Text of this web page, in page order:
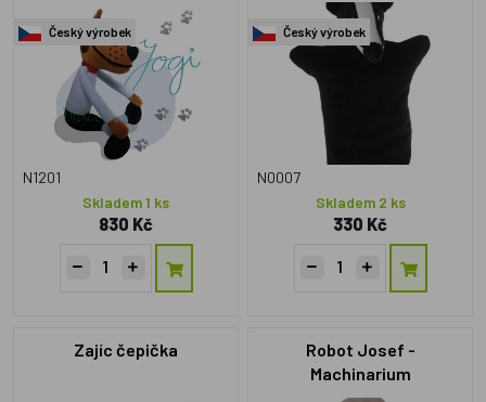
Český výrobek
N1201
Skladem 1 ks
830 Kč
Český výrobek
N0007
Skladem 2 ks
330 Kč
Zajíc čepička
Robot Josef -
Machinarium